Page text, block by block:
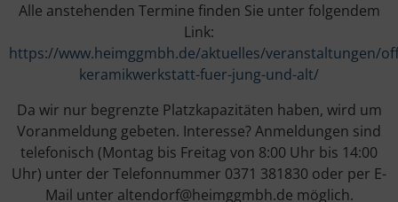
Alle anstehenden Termine finden Sie unter folgendem
Link:
https://www.heimggmbh.de/aktuelles/veranstaltungen/
keramikwerkstatt-fuer-jung-und-alt/
Da wir nur begrenzte Platzkapazitäten haben, wird um
Voranmeldung gebeten. Interesse? Anmeldungen sind
telefonisch (Montag bis Freitag von 8:00 Uhr bis 14:00
Uhr) unter der Telefonnummer 0371 381830 oder per E-
Mail unter altendorf@heimggmbh.de möglich.